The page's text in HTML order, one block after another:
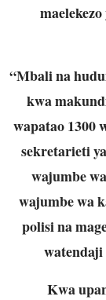
“Mbali na
kwa
wapatao 1300
sekretarieti
wajumbe
wajumbe wa
polisi na
Kwa